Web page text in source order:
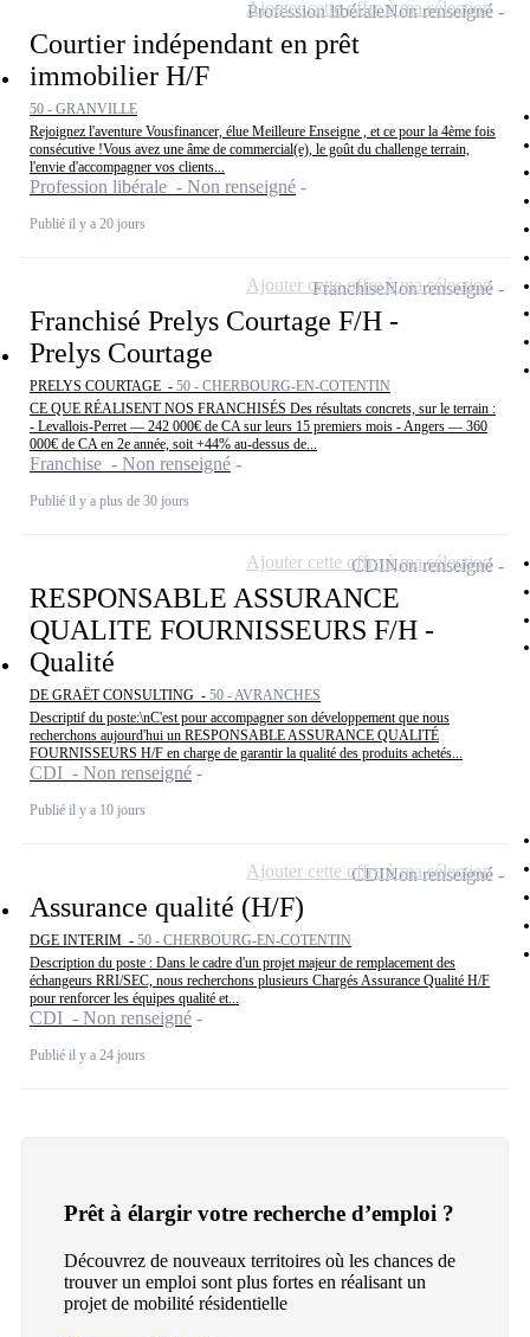
Courtier indépendant en prêt
immobilier H/F
50 - GRANVILLE
Rejoignez l'aventure Vousfinancer, élue Meilleure Enseigne , et ce pour la 4ème fois
consécutive !Vous avez une âme de commercial(e), le goût du challenge terrain,
l'envie d'accompagner vos clients...
Profession libérale - Non renseigné
Publié il y a 20 jours
Profession libéraleNon renseigné
Ajouter cette offre à ma sélection
Franchisé Prelys Courtage F/H -
Prelys Courtage
PRELYS COURTAGE - 50 - CHERBOURG-EN-COTENTIN
CE QUE RÉALISENT NOS FRANCHISÉS Des résultats concrets, sur le terrain :
- Levallois-Perret — 242 000€ de CA sur leurs 15 premiers mois - Angers — 360
000€ de CA en 2e année, soit +44% au-dessus de...
Franchise - Non renseigné
Publié il y a plus de 30 jours
FranchiseNon renseigné
Ajouter cette offre à ma sélection
RESPONSABLE ASSURANCE
QUALITE FOURNISSEURS F/H -
Qualité
DE GRAËT CONSULTING - 50 - AVRANCHES
Descriptif du poste:\nC'est pour accompagner son développement que nous
recherchons aujourd'hui un RESPONSABLE ASSURANCE QUALITÉ
FOURNISSEURS H/F en charge de garantir la qualité des produits achetés...
CDI - Non renseigné
Publié il y a 10 jours
CDINon renseigné
Ajouter cette offre à ma sélection
Assurance qualité (H/F)
DGE INTERIM - 50 - CHERBOURG-EN-COTENTIN
Description du poste : Dans le cadre d'un projet majeur de remplacement des
échangeurs RRI/SEC, nous recherchons plusieurs Chargés Assurance Qualité H/F
pour renforcer les équipes qualité et...
CDI - Non renseigné
Publié il y a 24 jours
CDINon renseigné
Ajouter cette offre à ma sélection
Prêt à élargir votre recherche d’emploi ?
Découvrez de nouveaux territoires où les chances de
trouver un emploi sont plus fortes en réalisant un
projet de mobilité résidentielle